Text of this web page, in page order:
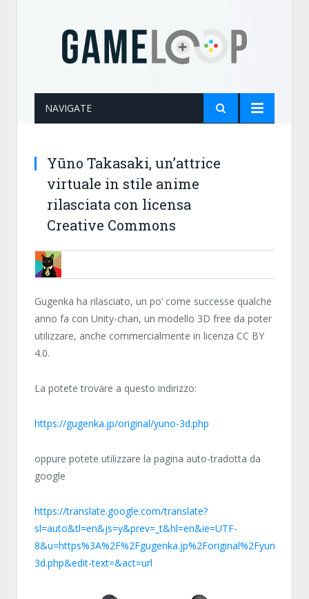
NAVIGATE
Yūno Takasaki, un’attrice
virtuale in stile anime
rilasciata con licensa
Creative Commons
MARTY87
Gugenka ha rilasciato, un po’ come successe qualche
anno fa con Unity-chan, un modello 3D free da poter
utilizzare, anche commercialmente in licenza CC BY
4.0.
La potete trovare a questo indirizzo:
https://gugenka.jp/original/yuno-3d.php
oppure potete utilizzare la pagina auto-tradotta da
google
https://translate.google.com/translate?
sl=auto&tl=en&js=y&prev=_t&hl=en&ie=UTF-
8&u=https%3A%2F%2Fgugenka.jp%2Foriginal%2Fyuno-
3d.php&edit-text=&act=url